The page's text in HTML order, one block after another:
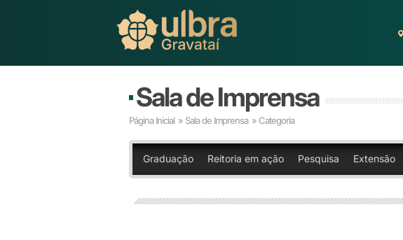
Sala de Imprensa
Página Inicial » Sala de Imprensa » Categoria
Graduação Reitoria em ação Pesquisa Extensão